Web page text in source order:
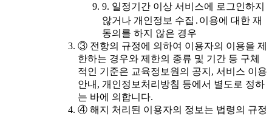
9. 일정기간 이상 서비스에 로그인하지
않거나 개인정보 수집․이용에 대한 재
동의를 하지 않은 경우
③ 전항의 규정에 의하여 이용자의 이용을 제
한하는 경우와 제한의 종류 및 기간 등 구체
적인 기준은 교육정보원의 공지, 서비스 이용
안내, 개인정보처리방침 등에서 별도로 정하
는 바에 의합니다.
④ 해지 처리된 이용자의 정보는 법령의 규정